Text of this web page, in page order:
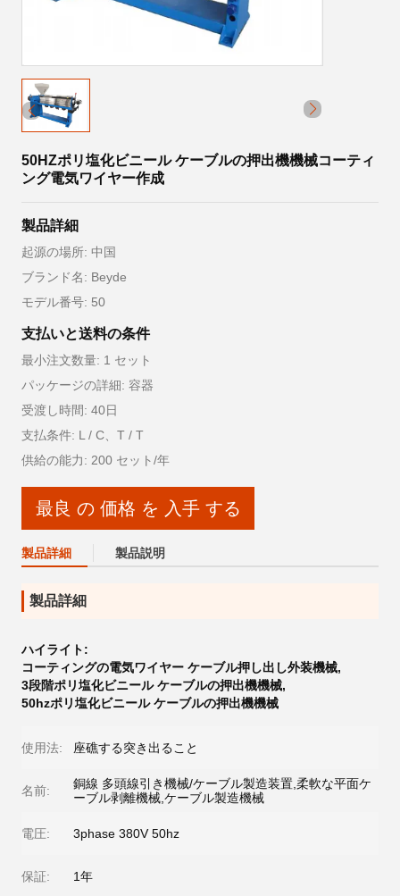
50HZポリ塩化ビニール ケーブルの押出機機械コーティ
ング電気ワイヤー作成
製品詳細
起源の場所: 中国
ブランド名: Beyde
モデル番号: 50
支払いと送料の条件
最小注文数量: 1 セット
パッケージの詳細: 容器
受渡し時間: 40日
支払条件: L / C、T / T
供給の能力: 200 セット/年
最良 の 価格 を 入手 する
製品詳細 製品説明
製品詳細
ハイライト:
コーティングの電気ワイヤー ケーブル押し出し外装機械,
3段階ポリ塩化ビニール ケーブルの押出機機械,
50hzポリ塩化ビニール ケーブルの押出機機械
使用法: 座礁する突き出ること
名前:
銅線 多頭線引き機械/ケーブル製造装置,柔軟な平面ケ
ーブル剥離機械,ケーブル製造機械
電圧: 3phase 380V 50hz
保証: 1年